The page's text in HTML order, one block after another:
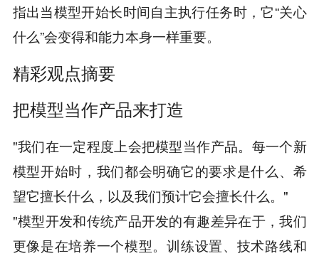
指出当模型开始长时间自主执行任务时，它“关心
什么”会变得和能力本身一样重要。
精彩观点摘要
把模型当作产品来打造
"我们在一定程度上会把模型当作产品。每一个新
模型开始时，我们都会明确它的要求是什么、希
望它擅长什么，以及我们预计它会擅长什么。"
"模型开发和传统产品开发的有趣差异在于，我们
更像是在培养一个模型。训练设置、技术路线和